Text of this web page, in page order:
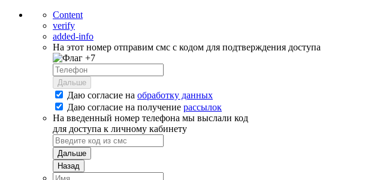
Content
verify
added-info
На этот номер отправим смс с кодом для подтверждения доступа
+7
Дальше
Даю согласие на обработку данных
Даю согласие на получение рассылок
На введенный номер телефона мы выслали код
для доступа к личному кабинету
Дальше
Назад